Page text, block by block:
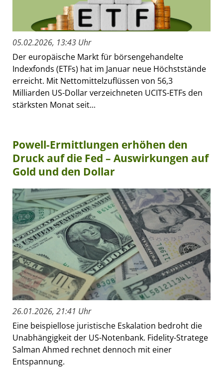
05.02.2026, 13:43 Uhr
Der europäische Markt für börsengehandelte
Indexfonds (ETFs) hat im Januar neue Höchststände
erreicht. Mit Nettomittelzuflüssen von 56,3
Milliarden US-Dollar verzeichneten UCITS-ETFs den
stärksten Monat seit...
Powell-Ermittlungen erhöhen den
Druck auf die Fed – Auswirkungen auf
Gold und den Dollar
26.01.2026, 21:41 Uhr
Eine beispiellose juristische Eskalation bedroht die
Unabhängigkeit der US-Notenbank. Fidelity-Stratege
Salman Ahmed rechnet dennoch mit einer
Entspannung.